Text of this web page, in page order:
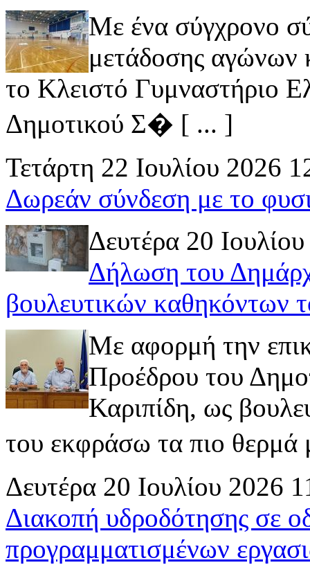
Με ένα σύγχρονο
μετάδοσης αγώνων
το Κλειστό Γυμναστήριο
Δημοτικού Σ� [ ... ]
Τετάρτη 22 Ιουλίου 2026
Δωρεάν σύνδεση με το
Δευτέρα 20
Δήλωση του
βουλευτικών καθηκόντων
Με αφορμή την
Προέδρου του
Καριπίδη, ως
του εκφράσω τα πιο
Δευτέρα 20 Ιουλίου 2026
Διακοπή υδροδότησης σε
προγραμματισμένων